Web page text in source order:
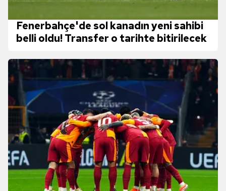
Fenerbahçe'de sol kanadın yeni sahibi
belli oldu! Transfer o tarihte bitirilecek